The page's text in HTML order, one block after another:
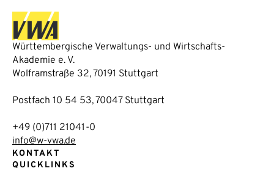
Württembergische Verwaltungs- und Wirtschafts-
Akademie e. V.
Wolframstraße 32, 70191 Stuttgart
Postfach 10 54 53, 70047 Stuttgart
+49 (0)711 21041-0
info@w-vwa.de
KONTAKT
QUICKLINKS